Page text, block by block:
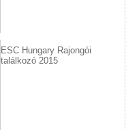
ESC Hungary Rajongói
találkozó 2015